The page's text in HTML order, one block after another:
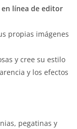
en línea de editor
propias imágenes
y cree su estilo
y los efectos
pegatinas y